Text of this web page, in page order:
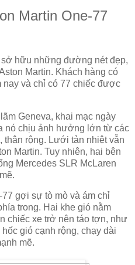
Martin One-77
hữu những đường nét đẹp,
Martin. Khách hàng có
nay và chỉ có 77 chiếc được
Geneva, khai mạc ngày
nó chịu ảnh hưởng lớn từ các
rộng. Lưới tản nhiệt vẫn
Martin. Tuy nhiên, hai bên
Mercedes SLR McLaren
gợi sự tò mò và ám chỉ
trong. Hai khe gió nằm
chiếc xe trở nên táo tợn, như
gió cạnh rộng, chạy dài
mẽ.